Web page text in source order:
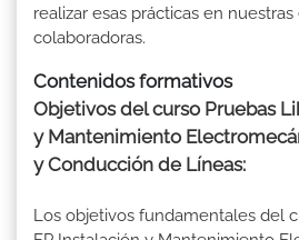
realizar esas prácticas en
colaboradoras.
Contenidos formativos
Objetivos del curso Pruebas
y Mantenimiento
y Conducción de Líneas:
Los objetivos fundamentales del